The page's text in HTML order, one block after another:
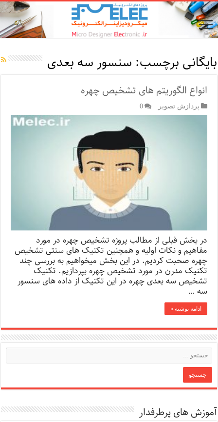
بایگانی برچسب: سنسور سه بعدی
انواع الگوریتم های تشخیص چهره
پردازش تصویر 0
در بخش قبلی از مطالب پروژه تشخیص چهره در مورد
مفاهیم و نکات اولیه و همچنین تکنیک های سنتی تشخیص
چهره صحبت کردیم. در این بخش میخواهیم به بررسی چند
تکنیک مدرن در مورد تشخیص چهره بپردازیم. تکنیک
تشخیص سه بعدی چهره در این تکنیک از داده های سنسور
سه …
ادامه نوشته »
آموزش های پرطرفدار